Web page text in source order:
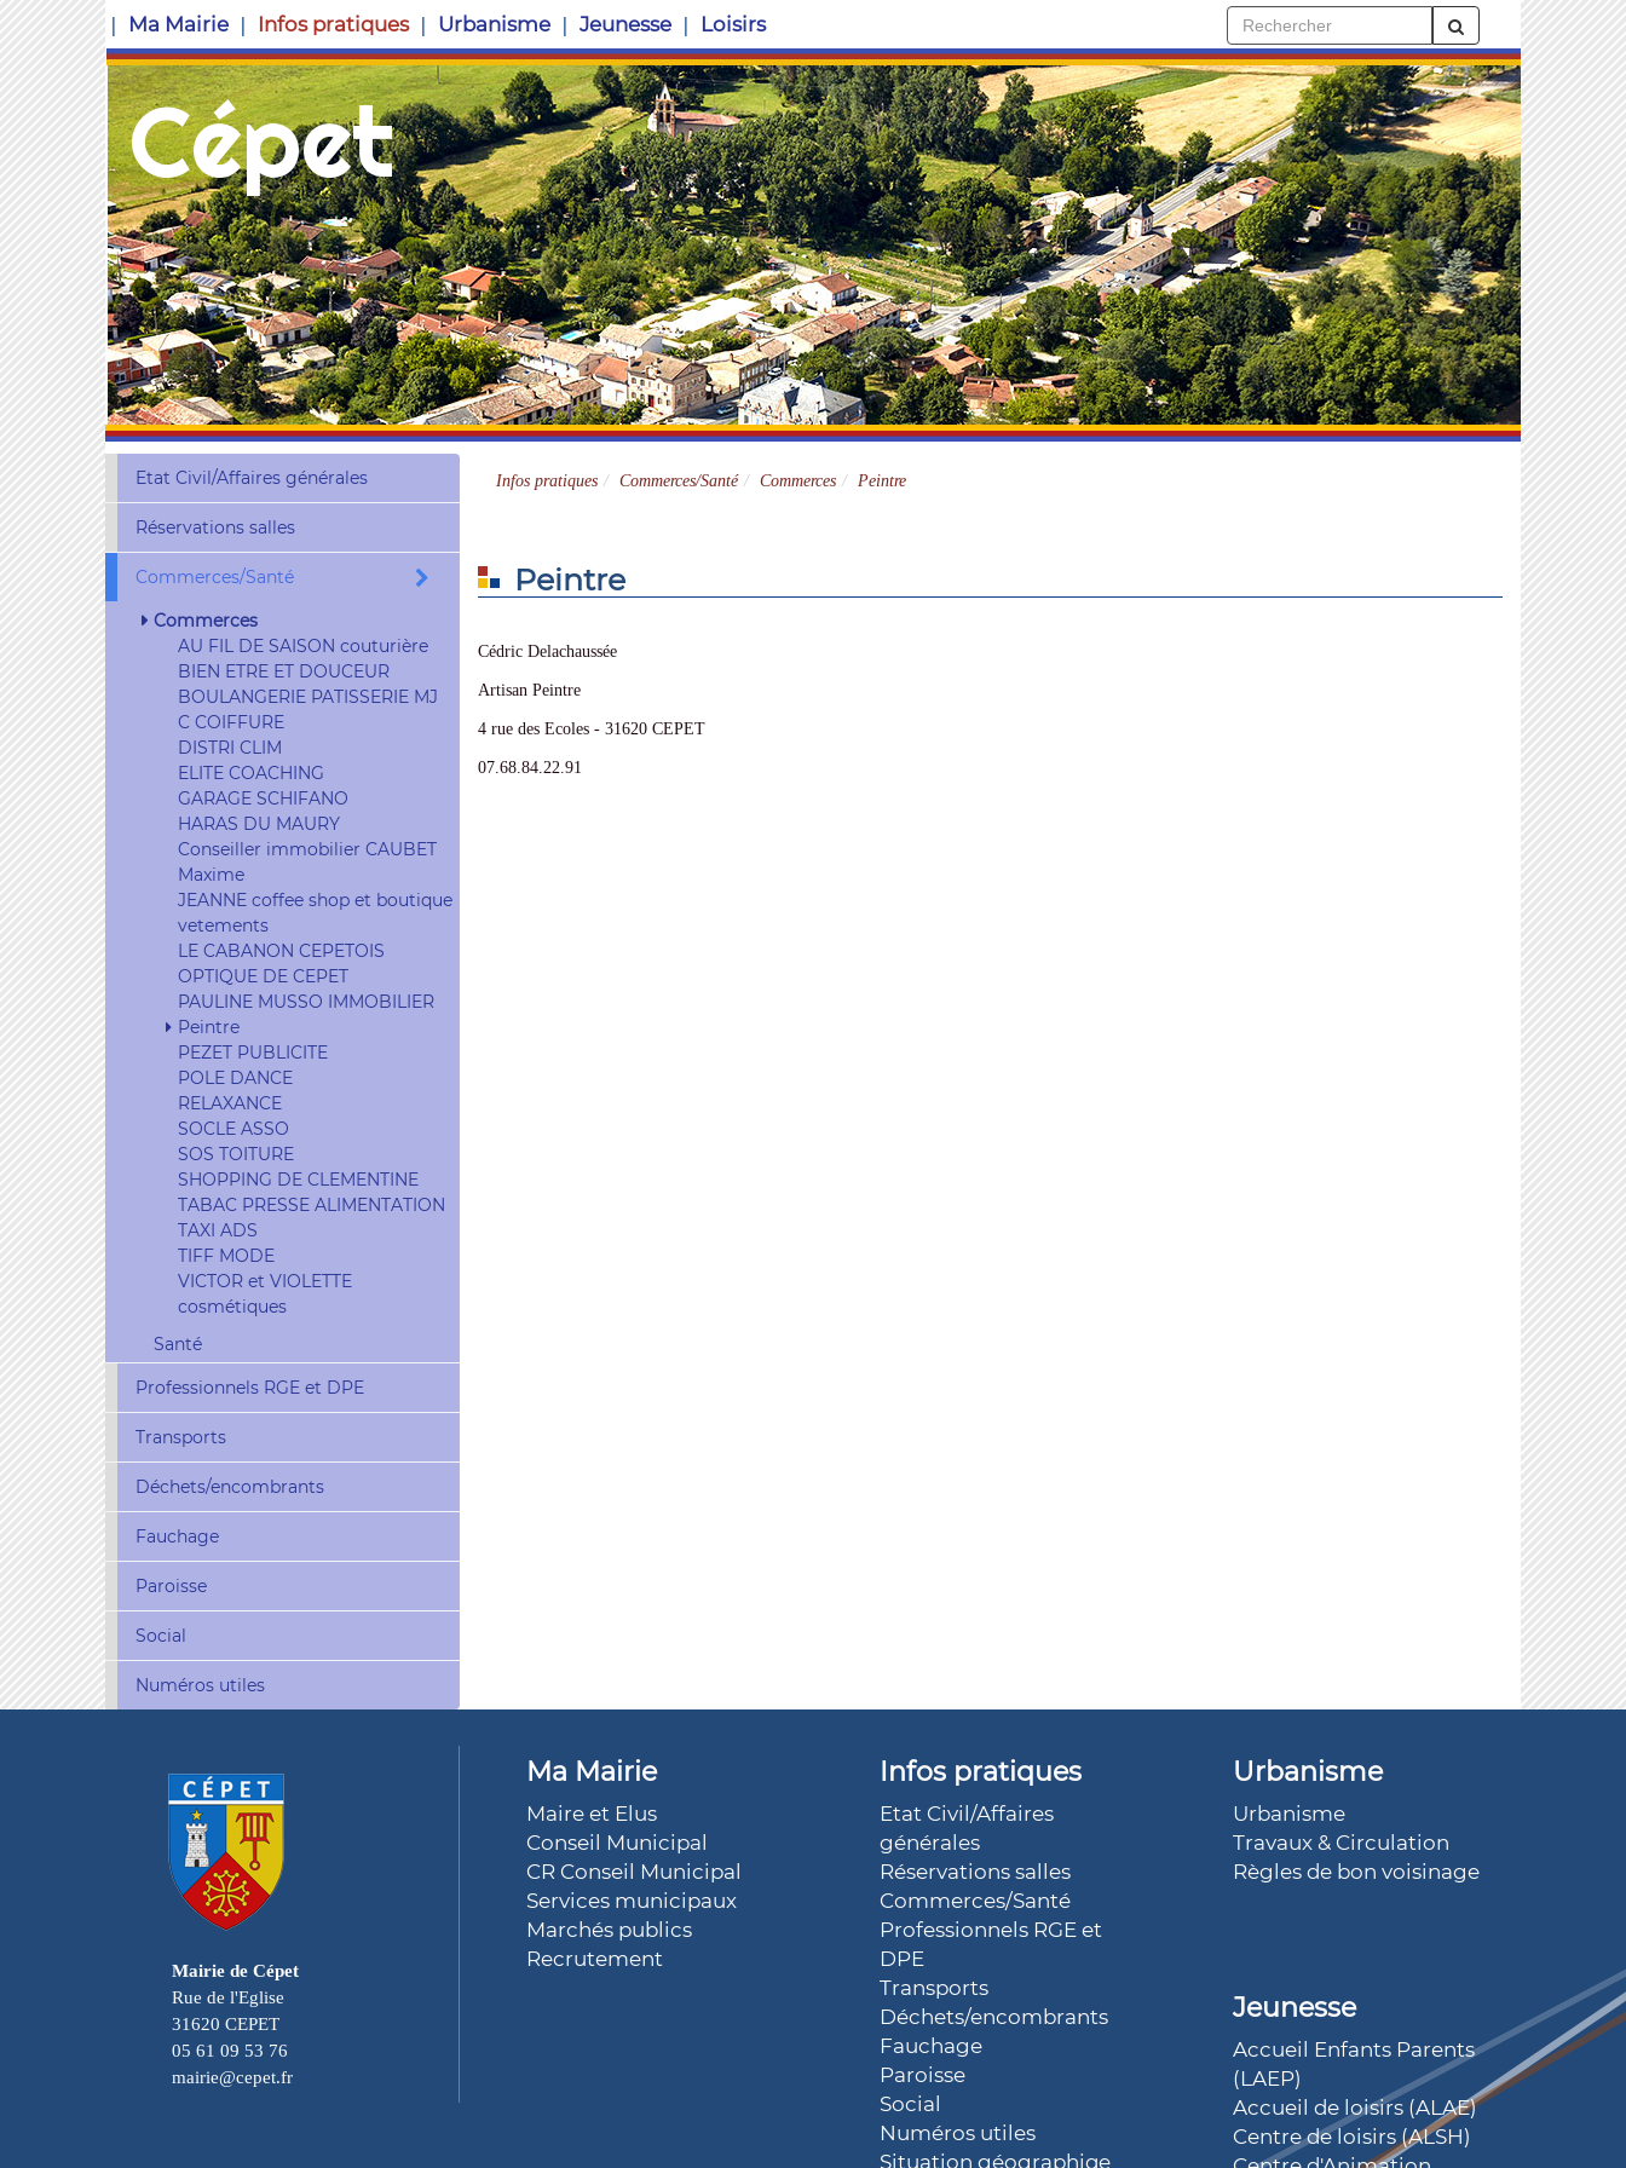
Ma Mairie Infos pratiques Urbanisme Jeunesse Loisirs
Cépet
Site officiel
Infos pratiques Commerces/Santé Commerces Peintre
Peintre
Cédric Delachaussée
Artisan Peintre
4 rue des Ecoles - 31620 CEPET
07.68.84.22.91
Etat Civil/Affaires générales
Réservations salles
Commerces/Santé
Commerces
AU FIL DE SAISON couturière
BIEN ETRE ET DOUCEUR
BOULANGERIE PATISSERIE MJ
C COIFFURE
DISTRI CLIM
ELITE COACHING
GARAGE SCHIFANO
HARAS DU MAURY
Conseiller immobilier CAUBET
Maxime
JEANNE coffee shop et boutique
vetements
LE CABANON CEPETOIS
OPTIQUE DE CEPET
PAULINE MUSSO IMMOBILIER
Peintre
PEZET PUBLICITE
POLE DANCE
RELAXANCE
SOCLE ASSO
SOS TOITURE
SHOPPING DE CLEMENTINE
TABAC PRESSE ALIMENTATION
TAXI ADS
TIFF MODE
VICTOR et VIOLETTE
cosmétiques
Santé
Professionnels RGE et DPE
Transports
Déchets/encombrants
Fauchage
Paroisse
Social
Numéros utiles
Mairie de Cépet
Rue de l'Eglise
31620 CEPET
05 61 09 53 76
mairie@cepet.fr
Ma Mairie
Maire et Elus
Conseil Municipal
CR Conseil Municipal
Services municipaux
Marchés publics
Recrutement
Infos pratiques
Etat Civil/Affaires
générales
Réservations salles
Commerces/Santé
Professionnels RGE et
DPE
Transports
Déchets/encombrants
Fauchage
Paroisse
Social
Numéros utiles
Situation géographiqe
Urbanisme
Urbanisme
Travaux & Circulation
Règles de bon voisinage
Jeunesse
Accueil Enfants Parents
(LAEP)
Accueil de loisirs (ALAE)
Centre de loisirs (ALSH)